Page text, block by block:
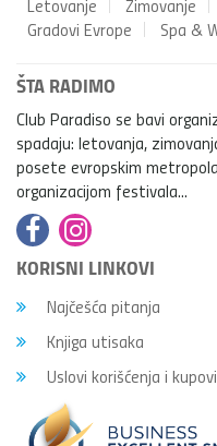
Letovanje Zimovanje
Gradovi Evrope
Spa &
ŠTA RADIMO
Club Paradiso se bavi
spadaju: letovanja,
posete evropskim
organizacijom festivala...
KORISNI LINKOVI
Najčešća pitanja
Knjiga utisaka
Uslovi korišćenja i